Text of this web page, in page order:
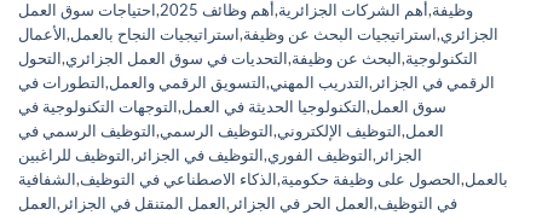
وظيفة,أهم الشركات الجزائرية,أهم وظائف 2025 ,احتياجات سوق العمل
الجزائري,استراتيجيات البحث عن وظيفة,استراتيجيات النجاح بالعمل,الأعمال
التكنولوجية,البحث عن وظيفة,التحديات في سوق العمل الجزائري,التحول
الرقمي في الجزائر ,التدريب المهني,التسويق الرقمي والعمل,التطورات في
سوق العمل,التكنولوجيا الحديثة في العمل,التوجهات التكنولوجية في
العمل,التوظيف الإلكتروني,التوظيف الرسمي,التوظيف الرسمي في
الجزائر ,التوظيف الفوري,التوظيف في الجزائر ,التوظيف للراغبين
بالعمل,الحصول على وظيفة حكومية,الذكاء الاصطناعي في التوظيف,الشفافية
في التوظيف,العمل الحر في الجزائر ,العمل المتنقل في الجزائر ,العمل